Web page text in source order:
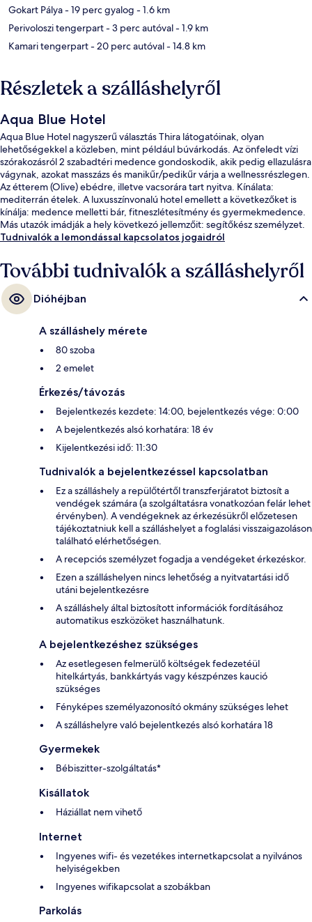
Gokart Pálya- 19 perc gyalog - 1.6 km
Perivoloszi tengerpart- 3 perc autóval- 1.9 km
Kamari tengerpart- 20 perc autóval- 14.8 km
Részletek a szálláshelyről
Aqua Blue Hotel
Aqua Blue Hotel nagyszerű választás Thira látogatóinak, olyan
lehetőségekkel a közleben, mint például búvárkodás. Az önfeledt vízi
szórakozásról 2 szabadtéri medence gondoskodik, akik pedig ellazulásra
vágynak, azokat masszázs és manikűr/pedikűr várja a wellnessrészlegen.
Az étterem (Olive) ebédre, illetve vacsorára tart nyitva. Kínálata:
mediterrán ételek. A luxusszínvonalú hotel emellett a következőket is
kínálja: medence melletti bár, fitneszlétesítmény és gyermekmedence.
Más utazók imádják a hely következó jellemzőit: segítőkész személyzet.
Tudnivalók a lemondással kapcsolatos jogaidról
További tudnivalók a szálláshelyről
Dióhéjban
A szálláshely mérete
80 szoba
2 emelet
Érkezés/távozás
Bejelentkezés kezdete: 14:00, bejelentkezés vége: 0:00
A bejelentkezés alsó korhatára: 18 év
Kijelentkezési idő: 11:30
Tudnivalók a bejelentkezéssel kapcsolatban
Ez a szálláshely a repülőtértől transzferjáratot biztosít a
vendégek számára (a szolgáltatásra vonatkozóan felár lehet
érvényben). A vendégeknek az érkezésükről előzetesen
tájékoztatniuk kell a szálláshelyet a foglalási visszaigazoláson
található elérhetőségen.
A recepciós személyzet fogadja a vendégeket érkezéskor.
Ezen a szálláshelyen nincs lehetőség a nyitvatartási idő
utáni bejelentkezésre
A szálláshely által biztosított információk fordításához
automatikus eszközöket használhatunk.
A bejelentkezéshez szükséges
Az esetlegesen felmerülő költségek fedezetéül
hitelkártyás, bankkártyás vagy készpénzes kaució
szükséges
Fényképes személyazonosító okmány szükséges lehet
A szálláshelyre való bejelentkezés alsó korhatára 18
Gyermekek
Bébiszitter-szolgáltatás*
Kisállatok
Háziállat nem vihető
Internet
Ingyenes wifi- és vezetékes internetkapcsolat a nyilvános
helyiségekben
Ingyenes wifikapcsolat a szobákban
Parkolás